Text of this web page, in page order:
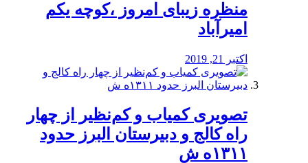
منظره‌‌ زیبای امروز ،کوچه یکم
امیرآباد
اکتبر 21, 2019
️تصویری کمیاب و کم‌نظیر از چهار
راه كالج و دبيرستان البرز حدود
۱۳۱۱ه ش